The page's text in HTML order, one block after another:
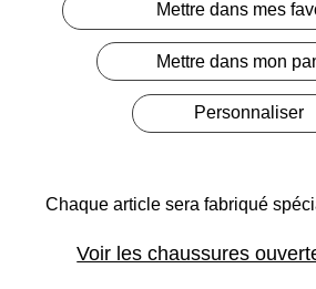
Mettre dans mes
Mettre dans mon
Personnaliser
Chaque article sera fabriqué
Voir les chaussures